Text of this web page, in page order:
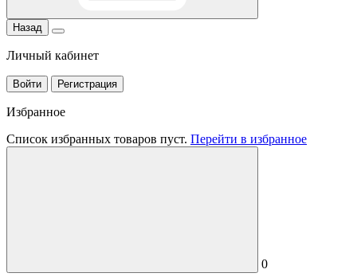
Назад
Личный кабинет
Войти Регистрация
Избранное
Список избранных товаров пуст. Перейти в избранное
0